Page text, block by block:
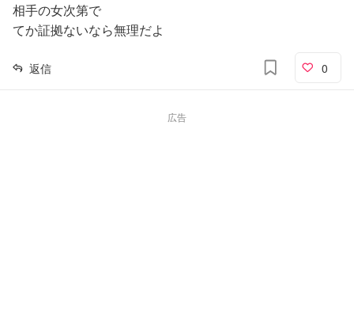
相手の女次第で
てか証拠ないなら無理だよ
返信 0
広告